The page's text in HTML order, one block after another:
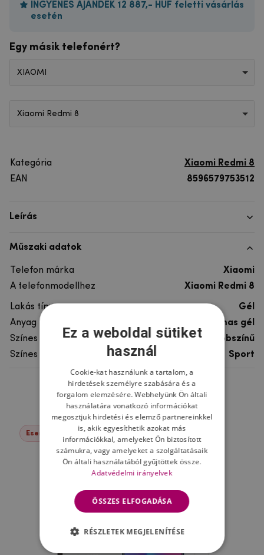
INGYENES AJÁNDÉK 12 887,- HUF feletti vásárlás
esetén
Egy másik telefonért?
XIAOMI
Xiaomi Redmi 8
Kategória
Xiaomi Redmi 8
EAN
8596579753512
Leírás
Műszaki adatok
Telefon márka
Xiaomi
A telefonmodellhez
Xiaomi Redmi 8
Lakás típusa
Gél
Anyag
rugalmas gél
Színes
többszínű
Színes motívum
Sport
Ne felejtsd el
Események -76%
Ez a weboldal sütiket
használ
Cookie-kat használunk a tartalom, a
hirdetések személyre szabására és a
forgalom elemzésére. Webhelyünk Ön általi
használatára vonatkozó információkat
megosztjuk hirdetési és elemző partnereinkkel
is, akik egyesíthetik azokat más
információkkal, amelyeket Ön biztosított
számukra, vagy amelyeket a szolgáltatásaik
Ön általi használatából gyűjtöttek össze.
Adatvédelmi irányelvek
ÖSSZES ELFOGADÁSA
RÉSZLETEK MEGJELENÍTÉSE